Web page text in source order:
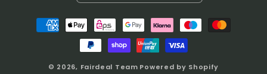
Zahlungsmethoden
© 2026, Fairdeal Team Powered by Shopify